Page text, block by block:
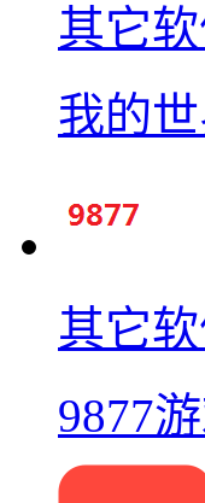
其它
我的
其它
9877